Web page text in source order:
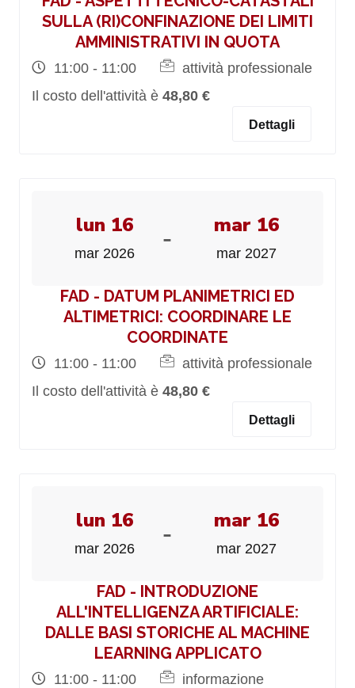
SULLA (RI)CONFINAZIONE DEI LIMITI
AMMINISTRATIVI IN QUOTA
11:00 - 11:00
attività professionale
Il costo dell'attività è 48,80 €
Dettagli
lun 16
mar 2026 - mar 16
mar 2027
FAD - DATUM PLANIMETRICI ED
ALTIMETRICI: COORDINARE LE
COORDINATE
11:00 - 11:00
attività professionale
Il costo dell'attività è 48,80 €
Dettagli
lun 16
mar 2026 - mar 16
mar 2027
FAD - INTRODUZIONE
ALL'INTELLIGENZA ARTIFICIALE:
DALLE BASI STORICHE AL MACHINE
LEARNING APPLICATO
11:00 - 11:00
informazione